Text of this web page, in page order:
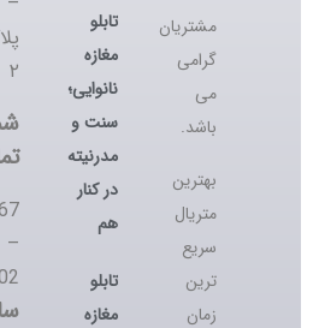
مشتریان
گرامی
می
باشد.
بهترین
متریال
سریع
ترین
زمان
تابلو
مغازه
نانوایی؛
سنت و
مدرنیته
در کنار
هم
تابلو
مغازه
۲
–